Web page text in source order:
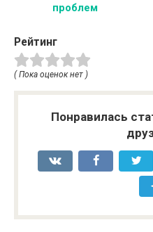
проблем
Рейтинг
( Пока оценок нет )
Понравилась